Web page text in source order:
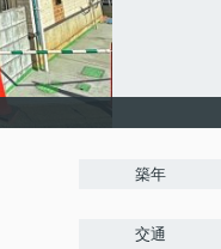
築年
交通